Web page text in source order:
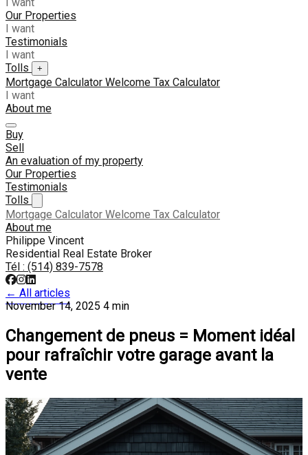
Our Properties
I want
Testimonials
I want
Tolls
+
Mortgage Calculator Welcome Tax Calculator
I want
About me
Buy
Sell
An evaluation of my property
Our Properties
Testimonials
Tolls
Mortgage Calculator Welcome Tax Calculator
About me
Philippe Vincent
Residential Real Estate Broker
Tél : (514) 839-7578
← All articles
November 14, 2025 4 min
Changement de pneus = Moment idéal
pour rafraîchir votre garage avant la
vente